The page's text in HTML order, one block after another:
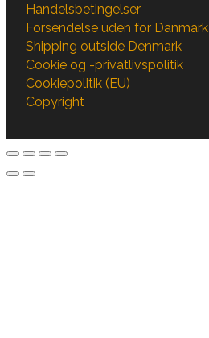
Handelsbetingelser
Forsendelse uden for Danmark
Shipping outside Denmark
Cookie og -privatlivspolitik
Cookiepolitik (EU)
Copyright